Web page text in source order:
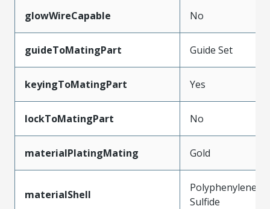
glowWireCapable No
guideToMatingPart Guide Set
keyingToMatingPart Yes
lockToMatingPart No
materialPlatingMating Gold
materialShell
Polyphenylene
Sulfide